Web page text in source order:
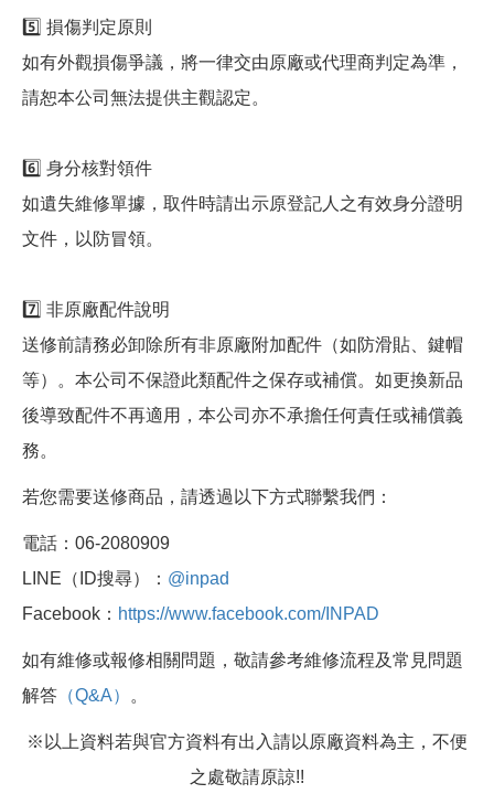
5️⃣ 損傷判定原則
如有外觀損傷爭議，將一律交由原廠或代理商判定為準，
請恕本公司無法提供主觀認定。
6️⃣ 身分核對領件
如遺失維修單據，取件時請出示原登記人之有效身分證明
文件，以防冒領。
7️⃣ 非原廠配件說明
送修前請務必卸除所有非原廠附加配件（如防滑貼、鍵帽
等）。本公司不保證此類配件之保存或補償。如更換新品
後導致配件不再適用，本公司亦不承擔任何責任或補償義
務。
若您需要送修商品，請透過以下方式聯繫我們：
電話：06-2080909
LINE（ID搜尋）： @inpad
Facebook： https://www.facebook.com/INPAD
如有維修或報修相關問題，敬請參考維修流程及常見問題
解答 （Q&A） 。
※以上資料若與官方資料有出入請以原廠資料為主，不便
之處敬請原諒!!